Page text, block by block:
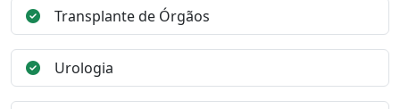
Transplante de Órgãos
Urologia